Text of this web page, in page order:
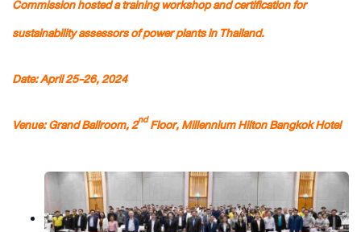
Commission hosted a training workshop and certification for
sustainability assessors of power plants in Thailand.
Date: April 25-26, 2024
Venue: Grand Ballroom, 2ndFloor, Millennium Hilton Bangkok Hotel